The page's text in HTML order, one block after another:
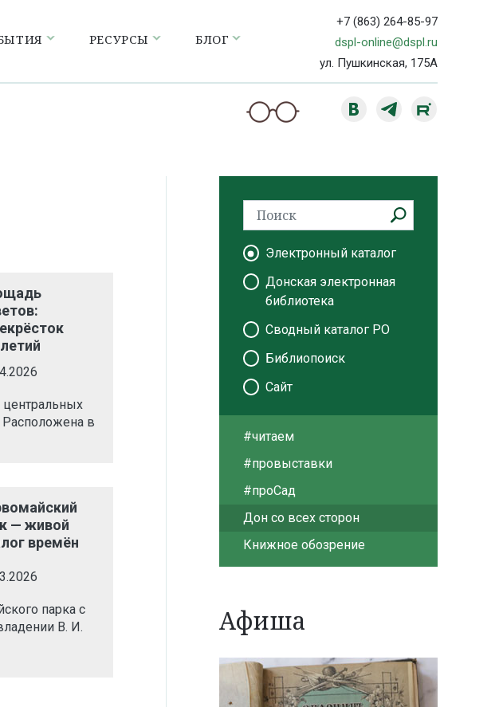
РЕСУРСЫ БЛОГ
+7 (863) 264-85-97
dspl-online@dspl.ru
ул. Пушкинская, 175А
в
— живой
времён
парка с
В. И.
Электронный каталог
Донская электронная
библиотека
Сводный каталог РО
Библиопоиск
Сайт
#читаем
#провыставки
#проСад
Дон со всех сторон
Книжное обозрение
Афиша